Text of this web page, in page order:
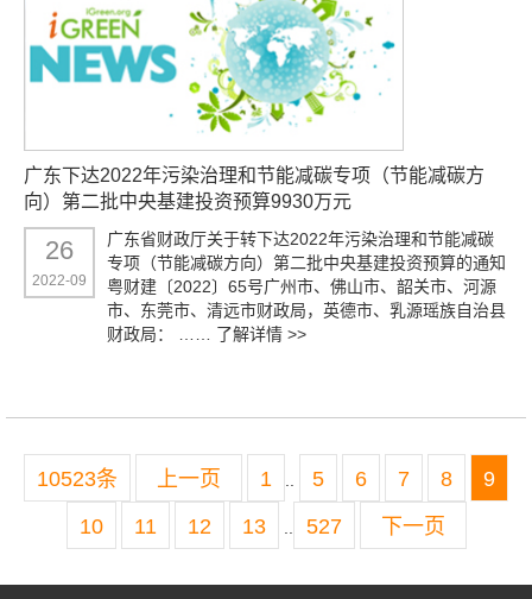
广东下达2022年污染治理和节能减碳专项（节能减碳方
向）第二批中央基建投资预算9930万元
26
2022-09
广东省财政厅关于转下达2022年污染治理和节能减碳
专项（节能减碳方向）第二批中央基建投资预算的通知
粤财建〔2022〕65号广州市、佛山市、韶关市、河源
市、东莞市、清远市财政局，英德市、乳源瑶族自治县
财政局： …… 了解详情 >>
10523条 上一页 1 5 6 7 8
9
10
11 12 13 527 下一页